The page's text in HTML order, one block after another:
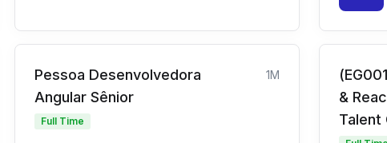
Pessoa Desenvolvedora
Angular Sênior
1M
Full Time
&
Talent